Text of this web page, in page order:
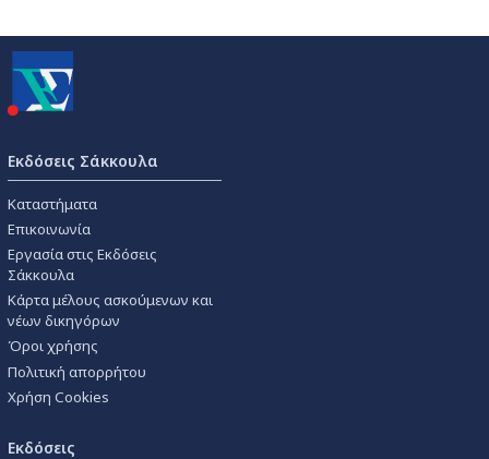
Εκδόσεις Σάκκουλα
Καταστήματα
Επικοινωνία
Εργασία στις Εκδόσεις
Σάκκουλα
Κάρτα μέλους ασκούμενων και
νέων δικηγόρων
Όροι χρήσης
Πολιτική απορρήτου
Χρήση Cookies
Εκδόσεις